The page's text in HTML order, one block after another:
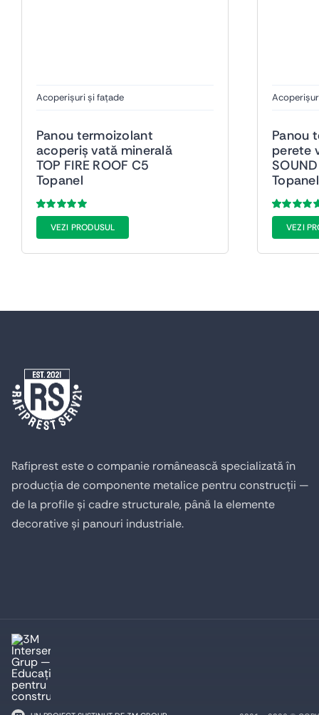
Acoperișuri și fațade
Panou termoizolant
acoperiș vată minerală
TOP FIRE ROOF C5
Topanel
Evaluat
5.00din 5
pe baza a
38
de
VEZI PRODUSUL
Panou
perete
Topanel
Evaluat
5.00din 5
pe baza a
38
de
VEZI
Rafiprest este o companie românească specializată în
producția de componente metalice pentru construcții —
de la profile și cadre structurale, până la elemente
decorative și panouri industriale.